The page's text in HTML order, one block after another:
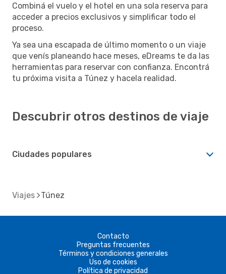
Combiná el vuelo y el hotel en una sola reserva para
acceder a precios exclusivos y simplificar todo el
proceso.
Ya sea una escapada de último momento o un viaje
que venís planeando hace meses, eDreams te da las
herramientas para reservar con confianza. Encontrá
tu próxima visita a Túnez y hacela realidad.
Descubrir otros destinos de viaje
Ciudades populares
Viajes Túnez
Contacto
Preguntas frecuentes
Términos y condiciones generales
Uso de cookies
Política de privacidad